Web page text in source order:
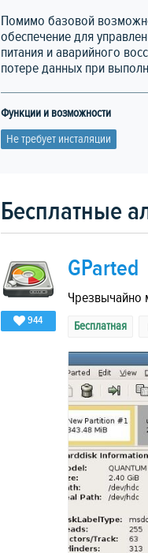
Помимо базовой
обеспечение для
питания и аварийного
потере данных при
Функции и возможности
Не требует инсталяции
Бесплатные
944
GParted
Бесплатная